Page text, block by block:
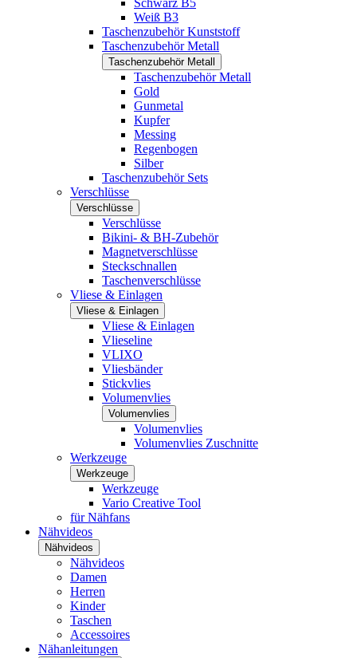
Schwarz B5
Weiß B3
Taschenzubehör Kunststoff
Taschenzubehör Metall
Taschenzubehör Metall
Taschenzubehör Metall
Gold
Gunmetal
Kupfer
Messing
Regenbogen
Silber
Taschenzubehör Sets
Verschlüsse
Verschlüsse
Verschlüsse
Bikini- & BH-Zubehör
Magnetverschlüsse
Steckschnallen
Taschenverschlüsse
Vliese & Einlagen
Vliese & Einlagen
Vliese & Einlagen
Vlieseline
VLIXO
Vliesbänder
Stickvlies
Volumenvlies
Volumenvlies
Volumenvlies
Volumenvlies Zuschnitte
Werkzeuge
Werkzeuge
Werkzeuge
Vario Creative Tool
für Nähfans
Nähvideos
Nähvideos
Nähvideos
Damen
Herren
Kinder
Taschen
Accessoires
Nähanleitungen